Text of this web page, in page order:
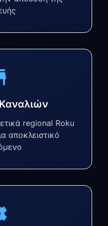
regional Roku
αποκλειστικό